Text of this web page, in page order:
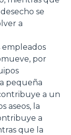
se
a
por
pequeña
a un
aseos, la
a
que la